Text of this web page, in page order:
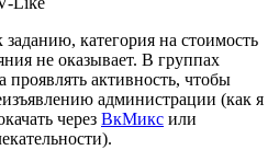
категория на стоимость
не оказывает. В группах
проявлять активность, чтобы
администрации (как я
через ВкМикс или